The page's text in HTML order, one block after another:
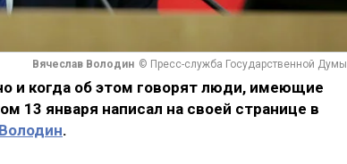
Вячеслав Володин © Пресс-служба Государственной Думы
и когда об этом говорят люди, имеющие
13 января написал на своей странице в
.